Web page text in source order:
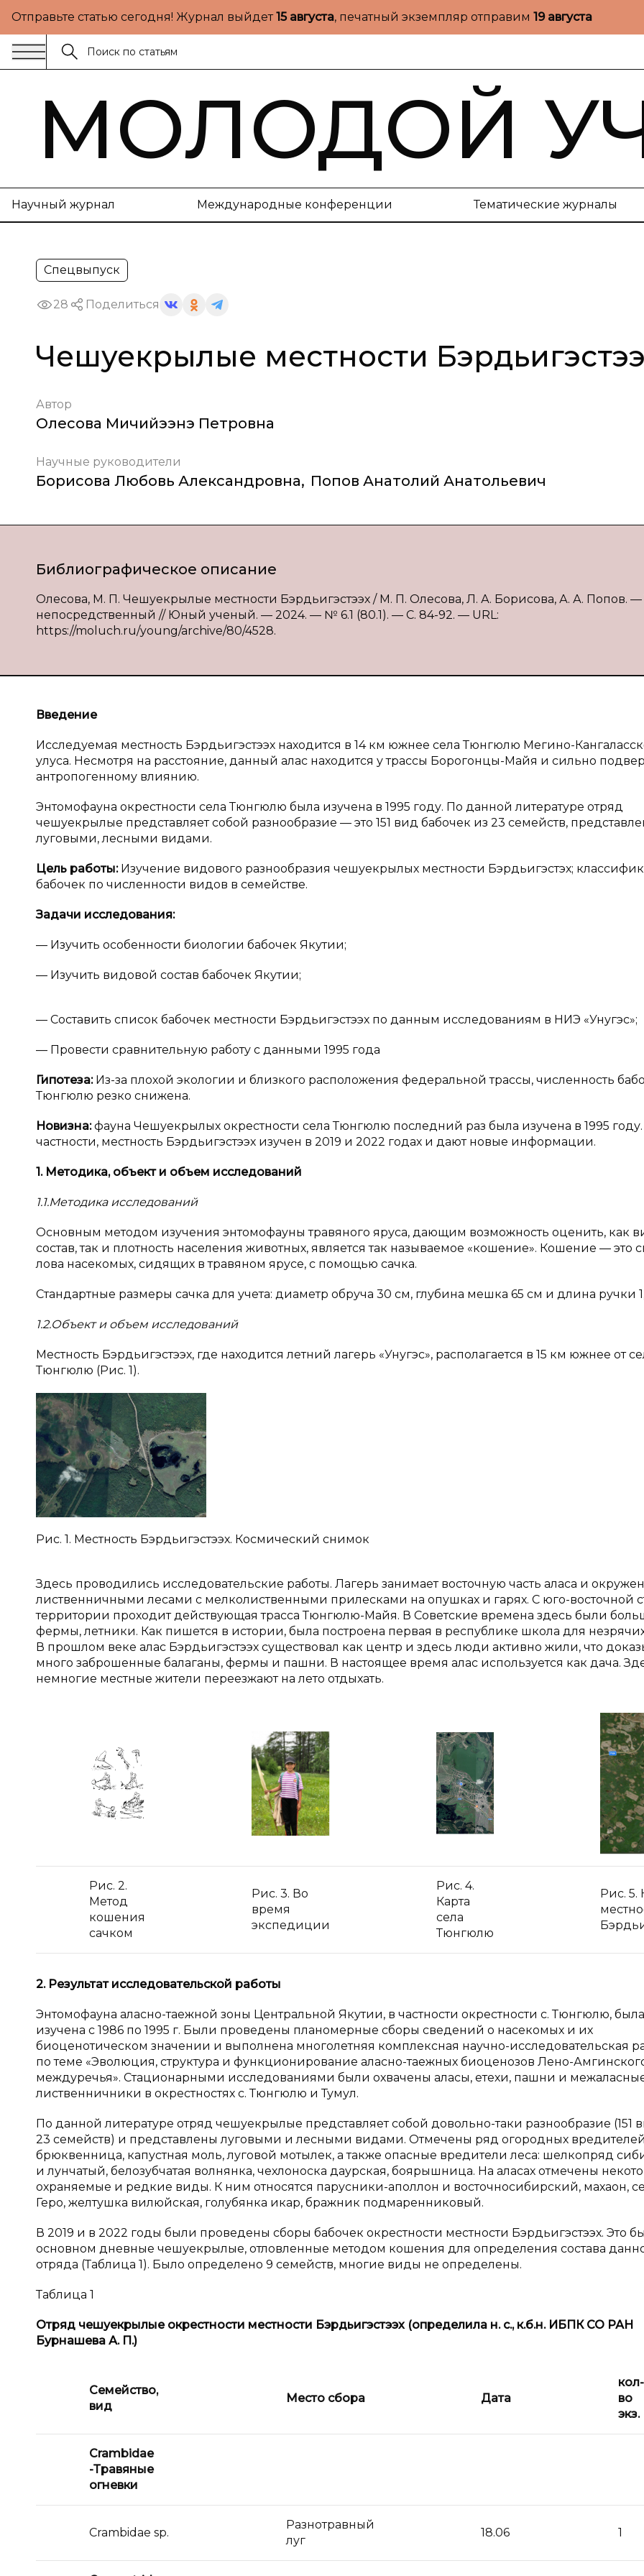
Отправьте статью сегодня! Журнал выйдет15 августа, печатный экземпляр отправим 19 августа
МОЛОДОЙ
Научный журнал Международные конференции Тематические журналы
Спецвыпуск
28 Поделиться
Чешуекрылые местности
Автор
Олесова Мичийээнэ Петровна
Научные руководители
Борисова Любовь Александровна, Попов Анатолий Анатольевич
Библиографическое описание
Олесова, М. П. Чешуекрылые местности Бэрдьигэстээх / М. П. Олесова, Л. А. Борисова, А. А. Попов. —
непосредственный // Юный ученый. — 2024. — № 6.1 (80.1). — С. 84-92. — URL:
https://moluch.ru/young/archive/80/4528.
Введение
Исследуемая местность Бэрдьигэстээх находится в 14 км южнее села Тюнгюлю Мегино-
улуса. Несмотря на расстояние, данный алас находится у трассы Борогонцы-Майя и сильно
антропогенному влиянию.
Энтомофауна окрестности села Тюнгюлю была изучена в 1995 году. По данной литературе отряд
чешуекрылые представляет собой разнообразие — это 151 вид бабочек из 23 семейств,
луговыми, лесными видами.
Цель работы: Изучение видового разнообразия чешуекрылых местности Бэрдьигэстэх;
бабочек по численности видов в семействе.
Задачи исследования:
— Изучить особенности биологии бабочек Якутии;
— Изучить видовой состав бабочек Якутии;
— Составить список бабочек местности Бэрдьигэстээх по данным исследованиям в НИЭ «Унугэс»;
— Провести сравнительную работу с данными 1995 года
Гипотеза: Из-за плохой экологии и близкого расположения федеральной трассы, численность
Тюнгюлю резко снижена.
Новизна:фауна Чешуекрылых окрестности села Тюнгюлю последний раз была изучена в 1995
частности, местность Бэрдьигэстээх изучен в 2019 и 2022 годах и дают новые информации.
1. Методика, объект и объем исследований
1.1.Методика исследований
Основным методом изучения энтомофауны травяного яруса, дающим возможность оценить, как
состав, так и плотность населения животных, является так называемое «кошение». Кошение — это
лова насекомых, сидящих в травяном ярусе, с помощью сачка.
Стандартные размеры сачка для учета: диаметр обруча 30 см, глубина мешка 65 см и длина ручки
1.2.Объект и объем исследований
Местность Бэрдьигэстээх, где находится летний лагерь «Унугэс», располагается в 15 км южнее от
Тюнгюлю (Рис. 1).
Рис. 1. Местность Бэрдьигэстээх. Космический снимок
Здесь проводились исследовательские работы. Лагерь занимает восточную часть аласа и окружен
лиственничными лесами с мелколиственными прилесками на опушках и гарях. С юго-восточной
территории проходит действующая трасса Тюнгюлю-Майя. В Советские времена здесь были
фермы, летники. Как пишется в истории, была построена первая в республике школа для
В прошлом веке алас Бэрдьигэстээх существовал как центр и здесь люди активно жили, что
много заброшенные балаганы, фермы и пашни. В настоящее время алас используется как дача.
немногие местные жители переезжают на лето отдыхать.
Рис. 2.
Метод
кошения
сачком
Рис. 3. Во
время
экспедиции
Рис. 4.
Карта
села
Тюнгюлю
Рис. 5.
2. Результат исследовательской работы
Энтомофауна аласно-таежной зоны Центральной Якутии, в частности окрестности с. Тюнгюлю, была
изучена с 1986 по 1995 г. Были проведены планомерные сборы сведений о насекомых и их
биоценотическом значении и выполнена многолетняя комплексная научно-исследовательская
по теме «Эволюция, структура и функционирование аласно-таежных биоценозов Лено-
междуречья». Стационарными исследованиями были охвачены аласы, етехи, пашни и
лиственничники в окрестностях с. Тюнгюлю и Тумул.
По данной литературе отряд чешуекрылые представляет собой довольно-таки разнообразие (151
23 семейств) и представлены луговыми и лесными видами. Отмечены ряд огородных
брюквенница, капустная моль, луговой мотылек, а также опасные вредители леса: шелкопряд
и лунчатый, белозубчатая волнянка, чехлоноска даурская, боярышница. На аласах отмечены
охраняемые и редкие виды. К ним относятся парусники-аполлон и восточносибирский, махаон,
Геро, желтушка вилюйская, голубянка икар, бражник подмаренниковый.
В 2019 и в 2022 годы были проведены сборы бабочек окрестности местности Бэрдьигэстээх. Это
основном дневные чешуекрылые, отловленные методом кошения для определения состава
отряда (Таблица 1). Было определено 9 семейств, многие виды не определены.
Таблица 1
Отряд чешуекрылые окрестности местности Бэрдьигэстээх (определила н. с., к.б.н. ИБПК СО РАН
Бурнашева А. П.)
Семейство,
вид
Место сбора Дата
кол-
во
экз.
Crambidae
-Травяные
огневки
Crambidae sp.
Разнотравный
луг
18.06 1